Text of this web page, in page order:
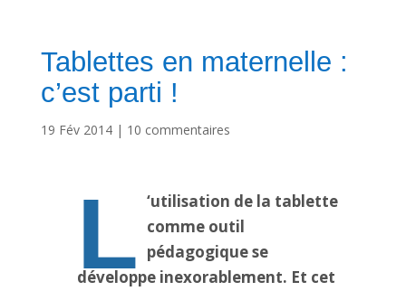
Tablettes en maternelle :
c’est parti !
19 Fév 2014| 10 commentaires
L ‘utilisation de la tablette
comme outil
pédagogique se
développe inexorablement. Et cet